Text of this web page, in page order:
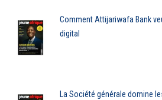
Comment Attijariwafa Bank
digital
La Société générale domine